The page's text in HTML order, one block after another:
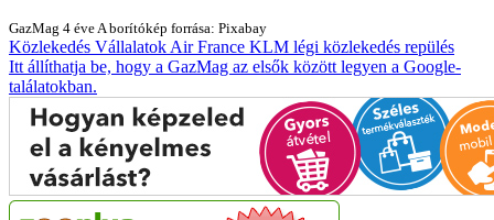
GazMag 4 éve A borítókép forrása: Pixabay
Közlekedés Vállalatok Air France KLM légi közlekedés repülés
Itt állíthatja be, hogy a GazMag az elsők között legyen a Google-
találatokban.